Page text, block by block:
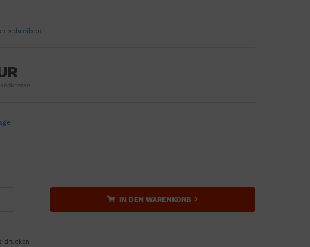
schreiben
IN DEN WARENKORB
drucken